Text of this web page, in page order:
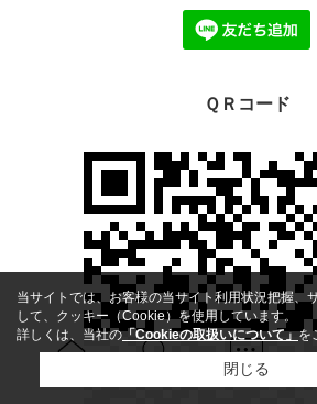
ＱＲコード
問い合せ
当サイトでは、お客様の当サイト利用状況把握、
して、クッキー（Cookie）を使用しています。
詳しくは、当社の「Cookieの取扱いについて」を
閉じる